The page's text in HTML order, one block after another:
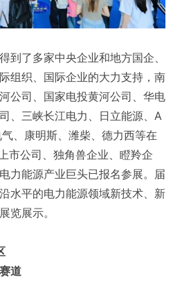
到了多家中央企业和地方国企、
组织、国际企业的大力支持，南
公司、国家电投黄河公司、华电
、三峡长江电力、日立能源、A
、康明斯、潍柴、德力西等在
市公司、独角兽企业、瞪羚企
力能源产业巨头已报名参展。届
水平的电力能源领域新技术、新
览展示。
道